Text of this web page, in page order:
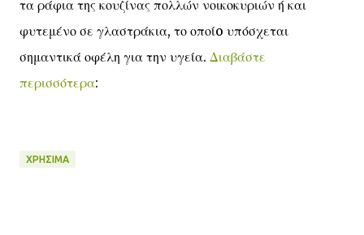
τα ράφια της κουζίνας πολλών νοικοκυριών ή και
φυτεμένο σε γλαστράκια, το οποίo υπόσχεται
σημαντικά οφέλη για την υγεία. Διαβάστε
περισσότερα:
ΧΡΉΣΙΜΑ